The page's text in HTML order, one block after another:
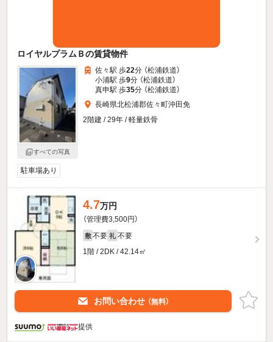
ロイヤルプラムＢの賃貸物件
すべての写真
佐々駅 歩22分 （松浦鉄道）
小浦駅 歩9分 （松浦鉄道）
真申駅 歩35分 （松浦鉄道）
長崎県北松浦郡佐々町沖田免
2階建 / 29年 / 軽量鉄骨
駐車場あり
4.7万円
（管理費3,500円）
敷 不要 礼 不要
1階 / 2DK / 42.14㎡
お問い合わせ （無料）
提供